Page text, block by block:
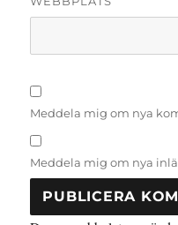
Meddela mig om nya
Meddela mig om nya